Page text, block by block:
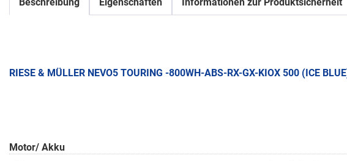
RIESE & MÜLLER NEVO5 TOURING -800WH-ABS-RX-GX-KIOX 500 (ICE
Motor/ Akku